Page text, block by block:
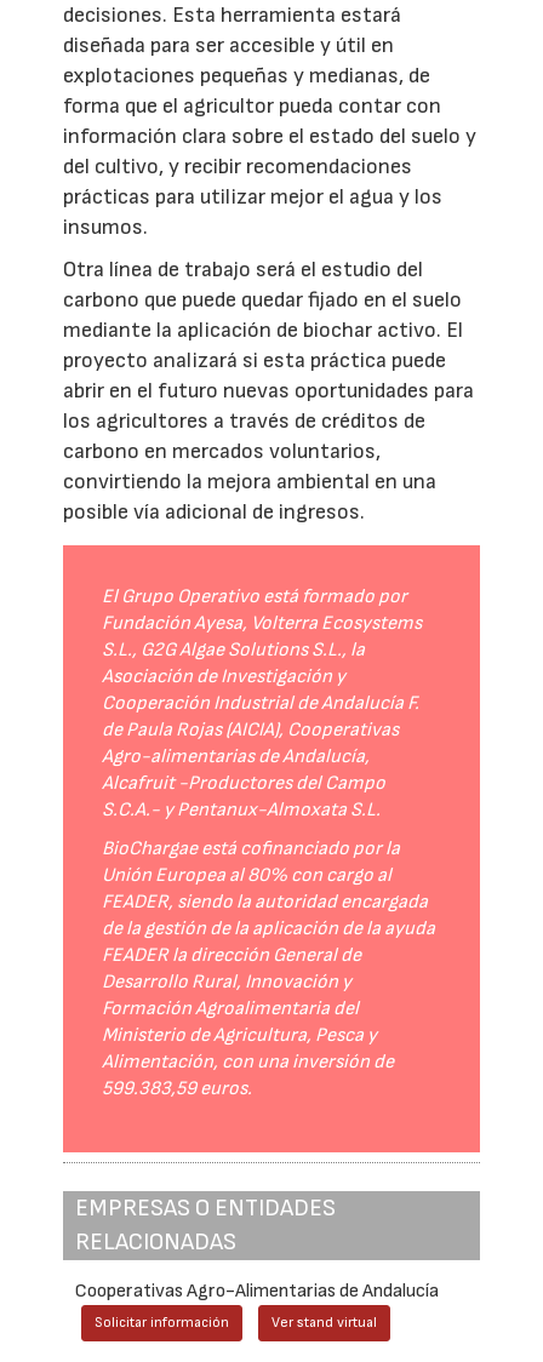
decisiones. Esta herramienta estará
diseñada para ser accesible y útil en
explotaciones pequeñas y medianas, de
forma que el agricultor pueda contar con
información clara sobre el estado del suelo y
del cultivo, y recibir recomendaciones
prácticas para utilizar mejor el agua y los
insumos.
Otra línea de trabajo será el estudio del
carbono que puede quedar fijado en el suelo
mediante la aplicación de biochar activo. El
proyecto analizará si esta práctica puede
abrir en el futuro nuevas oportunidades para
los agricultores a través de créditos de
carbono en mercados voluntarios,
convirtiendo la mejora ambiental en una
posible vía adicional de ingresos.
El Grupo Operativo está formado por
Fundación Ayesa, Volterra Ecosystems
S.L., G2G Algae Solutions S.L., la
Asociación de Investigación y
Cooperación Industrial de Andalucía F.
de Paula Rojas (AICIA), Cooperativas
Agro-alimentarias de Andalucía,
Alcafruit -Productores del Campo
S.C.A.- y Pentanux-Almoxata S.L.
BioChargae está cofinanciado por la
Unión Europea al 80% con cargo al
FEADER, siendo la autoridad encargada
de la gestión de la aplicación de la ayuda
FEADER la dirección General de
Desarrollo Rural, Innovación y
Formación Agroalimentaria del
Ministerio de Agricultura, Pesca y
Alimentación, con una inversión de
599.383,59 euros.
EMPRESAS O ENTIDADES
RELACIONADAS
Cooperativas Agro-Alimentarias de Andalucía
Solicitar información Ver stand virtual